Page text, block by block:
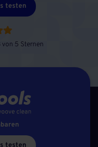
testen
5 Sternen
testen